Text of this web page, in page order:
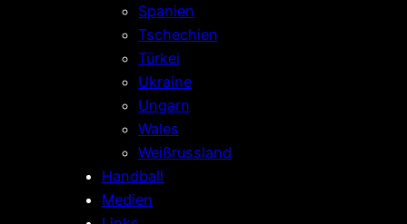
Spanien
Tschechien
Türkei
Ukraine
Ungarn
Wales
Weißrussland
Handball
Medien